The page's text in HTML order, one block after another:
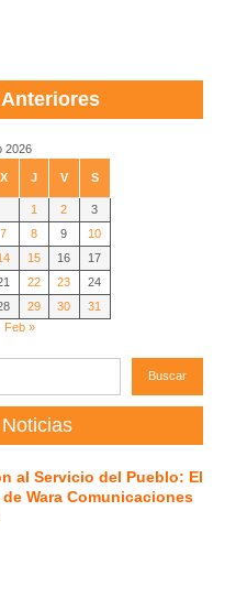
2026
X J V S
1 2
3
7 8 9
10
15 16
17
22 23
24
29 30
31
Feb »
Buscar
al Servicio del Pueblo: El
Wara Comunicaciones